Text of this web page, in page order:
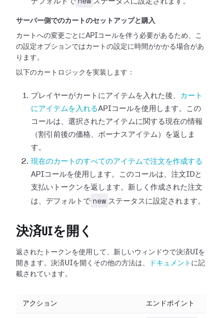
サーバー側でのカートのセットアップと購入
カートへの変更ごとにAPIコールを伴う必要があるため、こ
の設定オプションではカートの設定に時間がかかる場合があ
ります。
以下のカートロジックを実装します：
プレイヤーがカートにアイテムを入れた後、
カート
にアイテムを入れるAPIコールを使用します。この
コールは、選択されたアイテムに関する現在の情報
（割引前後の価格、ボーナスアイテム）を返しま
す。
現在のカートのすべてのアイテムで注文を作成する
APIコールを使用します。このコールは、注文IDと
支払いトークンを返します。新しく作成された注文
は、デフォルトで new ステータスに設定されます。
決済UIを開く
返されたトークンを使用して、新しいウィンドウで決済UIを
開きます。決済UIを開くその他の方法は、
ドキュメント に記
載されています。
アクション エンドポイント